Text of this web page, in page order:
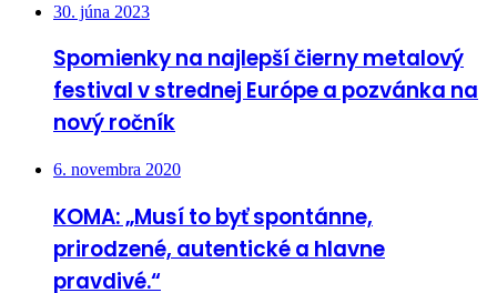
30. júna 2023
Spomienky na najlepší čierny metalový
festival v strednej Európe a pozvánka na
nový ročník
6. novembra 2020
KOMA: „Musí to byť spontánne,
prirodzené, autentické a hlavne
pravdivé.“